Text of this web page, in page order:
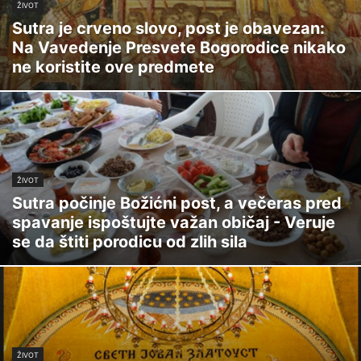
ŽIVOT
Sutra je crveno slovo, post je obavezan:
Na Vavedenje Presvete Bogorodice nikako
ne koristite ove predmete
ŽIVOT
Sutra počinje Božićni post, a večeras pred
spavanje ispoštujte važan običaj - Veruje
se da štiti porodicu od zlih sila
ŽIVOT